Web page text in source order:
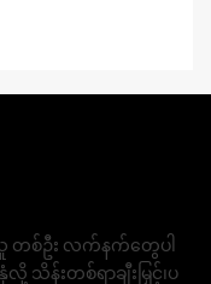
တစ်ဦး လက်နက်တွေပါ
န်းတစ်ရာချီးမြှင့်၊ပ